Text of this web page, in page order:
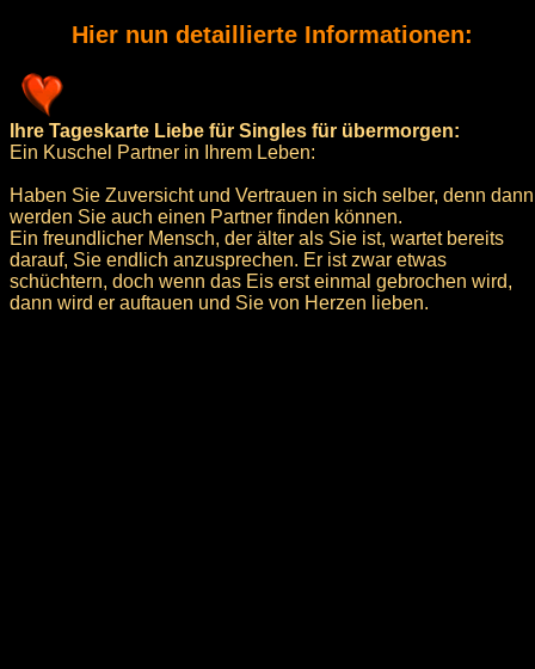
Hier nun detaillierte Informationen:
Ihre Tageskarte Liebe für Singles für übermorgen:
Ein Kuschel Partner in Ihrem Leben:
Haben Sie Zuversicht und Vertrauen in sich selber, denn dann
werden Sie auch einen Partner finden können.
Ein freundlicher Mensch, der älter als Sie ist, wartet bereits
darauf, Sie endlich anzusprechen. Er ist zwar etwas
schüchtern, doch wenn das Eis erst einmal gebrochen wird,
dann wird er auftauen und Sie von Herzen lieben.